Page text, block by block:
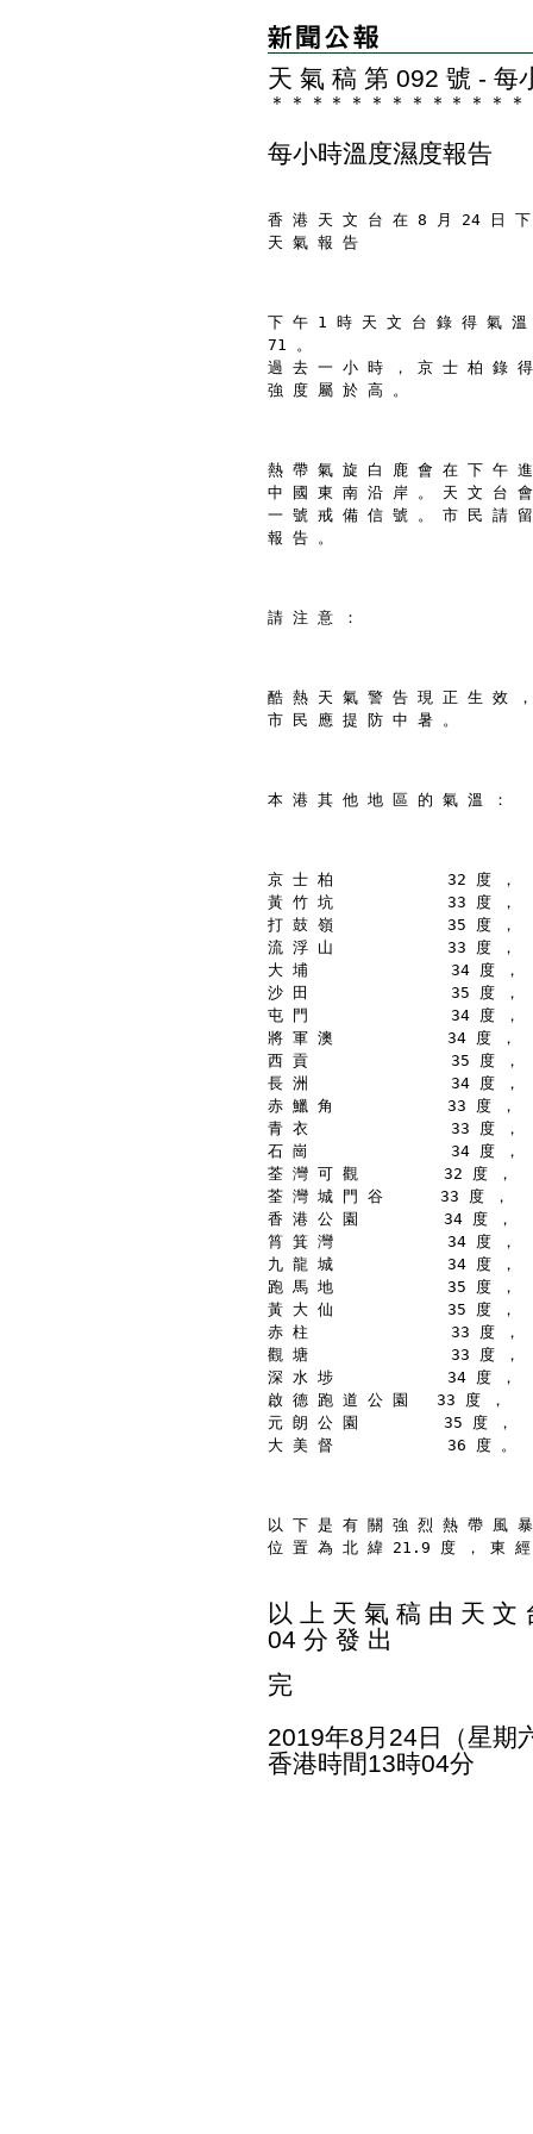
天 氣 稿 第 092 號 - 每
＊ ＊ ＊ ＊ ＊ ＊ ＊ ＊ ＊ ＊ ＊ ＊ ＊
每小時溫度濕度報告
香 港 天 文 台 在 8 月 24 日
天 氣 報 告
下 午 1 時 天 文 台 錄 得 氣
71 。
過 去 一 小 時 ， 京 士 柏 錄
強 度 屬 於 高 。
熱 帶 氣 旋 白 鹿 會 在 下 午
中 國 東 南 沿 岸 。 天 文 台
一 號 戒 備 信 號 。 市 民 請
報 告 。
請 注 意 ：
酷 熱 天 氣 警 告 現 正 生 效
市 民 應 提 防 中 暑 。
本 港 其 他 地 區 的 氣 溫 ：
京 士 柏            32 度 ，
黃 竹 坑            33 度 ，
打 鼓 嶺            35 度 ，
流 浮 山            33 度 ，
大 埔               34 度 ，
沙 田               35 度 ，
屯 門               34 度 ，
將 軍 澳            34 度 ，
西 貢               35 度 ，
長 洲               34 度 ，
赤 鱲 角            33 度 ，
青 衣               33 度 ，
石 崗               34 度 ，
荃 灣 可 觀         32 度 ，
荃 灣 城 門 谷      33 度 ，
香 港 公 園         34 度 ，
筲 箕 灣            34 度 ，
九 龍 城            34 度 ，
跑 馬 地            35 度 ，
黃 大 仙            35 度 ，
赤 柱               33 度 ，
觀 塘               33 度 ，
深 水 埗            34 度 ，
啟 德 跑 道 公 園   33 度 ，
元 朗 公 園         35 度 ，
大 美 督            36 度 。
以 下 是 有 關 強 烈 熱 帶 風
位 置 為 北 緯 21.9 度 ， 東
以 上 天 氣 稿 由 天 文
04 分 發 出
完
2019年8月24日（星期
香港時間13時04分